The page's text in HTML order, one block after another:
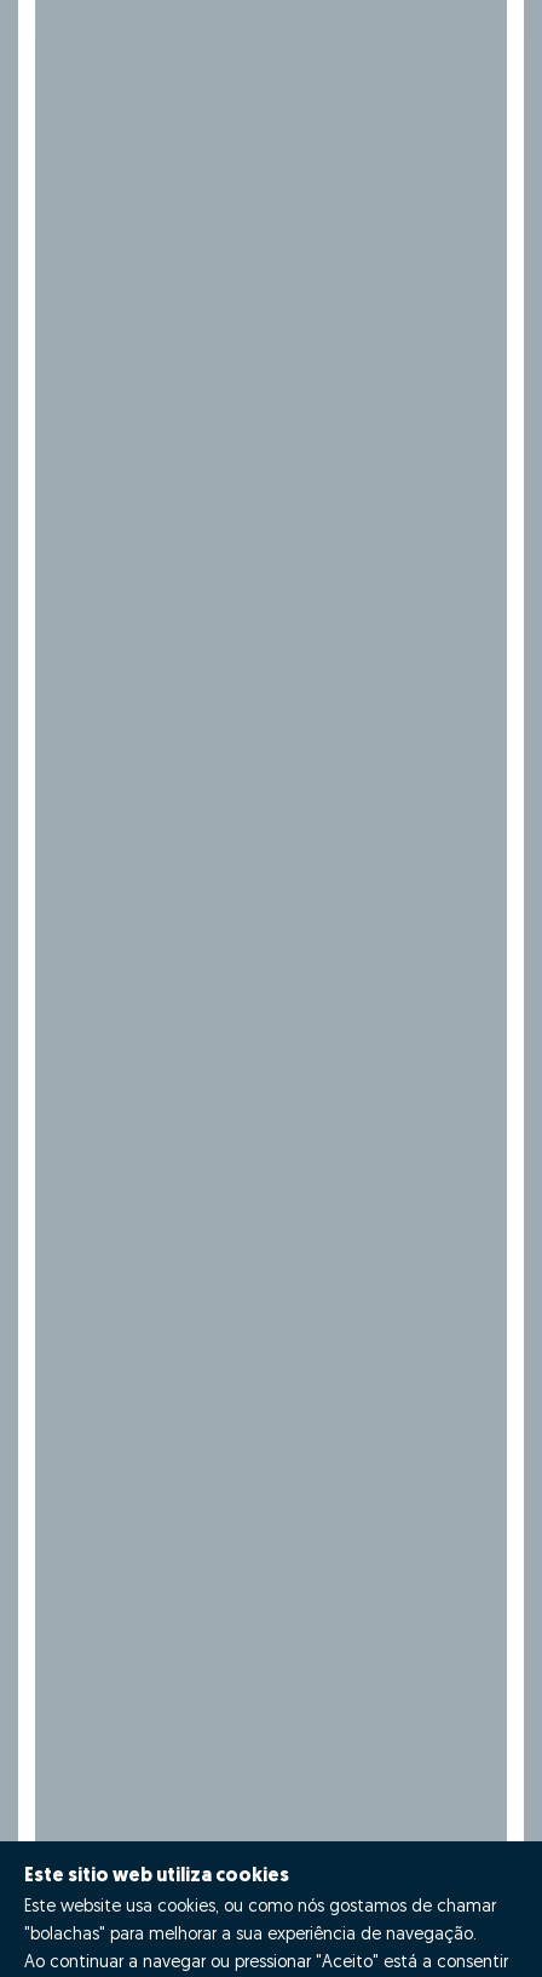
Este sitio web utiliza cookies
Este website usa cookies, ou como nós gostamos de chamar
"bolachas" para melhorar a sua experiência de navegação.
Ao continuar a navegar ou pressionar "Aceito" está a consentir